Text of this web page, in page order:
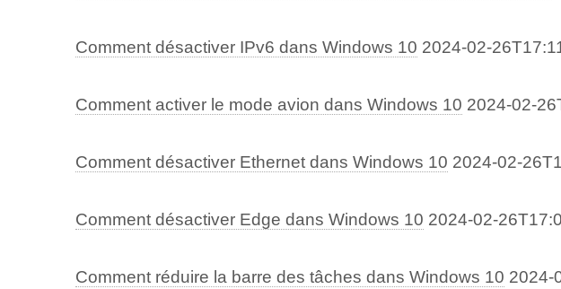
Comment désactiver IPv6 dans Windows 10 2024-02-
Comment activer le mode avion dans Windows 10 2024-02-
Comment désactiver Ethernet dans Windows 10 2024-02-
Comment désactiver Edge dans Windows 10 2024-02-
Comment réduire la barre des tâches dans Windows 10 2024-